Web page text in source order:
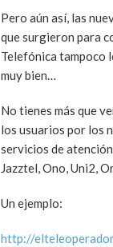
Pero aún así, las
que surgieron para
Telefónica tampoco
muy bien…
No tienes más que
los usuarios por los
servicios de
Jazztel, Ono, Uni2,
Un ejemplo:
http://